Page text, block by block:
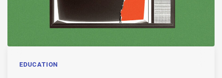
EDUCATION